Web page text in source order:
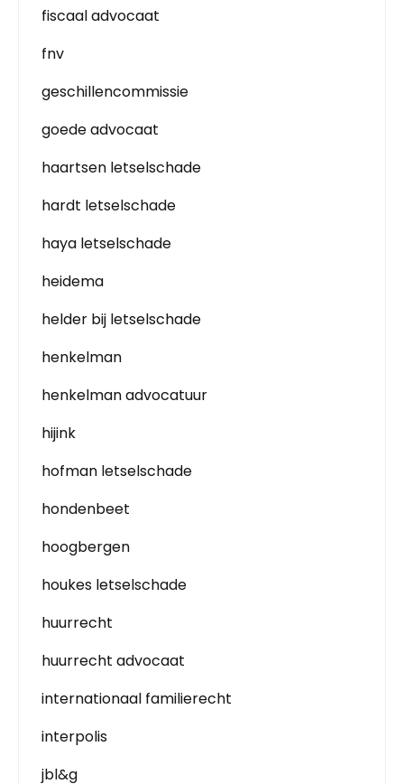
fiscaal advocaat
fnv
geschillencommissie
goede advocaat
haartsen letselschade
hardt letselschade
haya letselschade
heidema
helder bij letselschade
henkelman
henkelman advocatuur
hijink
hofman letselschade
hondenbeet
hoogbergen
houkes letselschade
huurrecht
huurrecht advocaat
internationaal familierecht
interpolis
jbl&g